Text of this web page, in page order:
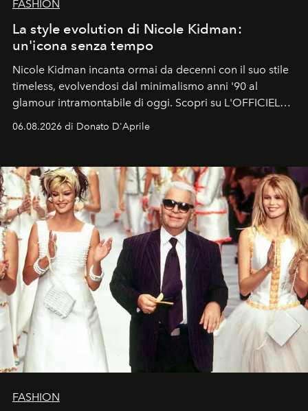
FASHION
La style evolution di Nicole Kidman:
un'icona senza tempo
Nicole Kidman incanta ormai da decenni con il suo stile
timeless, evolvendosi dal minimalismo anni '90 al
glamour intramontabile di oggi. Scopri su L'OFFICIEL
Italia la sua style evolution.
06.08.2026 di Donato D'Aprile
FASHION